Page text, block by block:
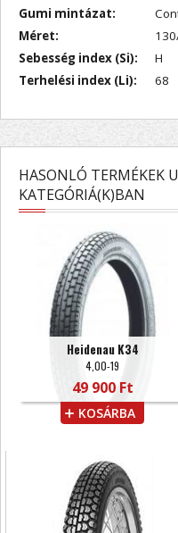
Gumi mintázat:
Méret:
Sebesség index (Si):
H
Terhelési index (Li):
68
HASONLÓ TERMÉKEK
KATEGÓRIÁ(K)BAN
Heidenau K34
4,00-19
49 900 Ft
KOSÁRBA